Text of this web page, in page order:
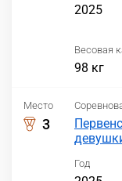
2025
Весовая
98 кг
Место
3
Год